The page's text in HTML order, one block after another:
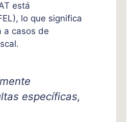
está
lo que significa
a casos de
específicas,